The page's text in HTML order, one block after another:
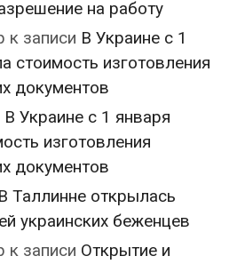
на работу
к записи В Украине с 1
стоимость изготовления
документов
В Украине с 1 января
изготовления
документов
В Таллинне открылась
украинских беженцев
к записи Открытие и